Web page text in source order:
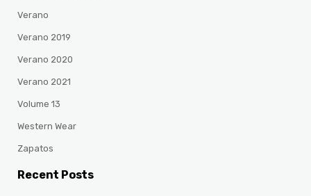
Verano
Verano 2019
Verano 2020
Verano 2021
Volume 13
Western Wear
Zapatos
Recent Posts